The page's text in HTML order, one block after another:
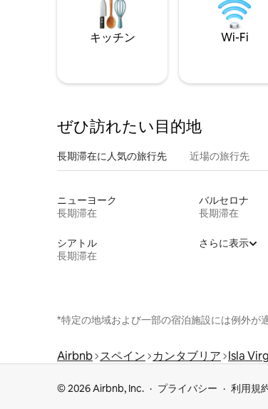
キッチン Wi-Fi
ぜひ訪⁠れ⁠た⁠い目⁠的⁠地
長期滞在に人気の旅行先 近場の旅行先
ニューヨーク
長期滞在
バルセロナ
長期滞在
シアトル
長期滞在
さらに表示
*特定の地域および一部の宿泊施設には例外が
Airbnb スペイン カンタブリア Isla
© 2026 Airbnb, Inc. プライバシー 利用規